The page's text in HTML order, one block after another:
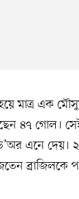
হয়ে মাত্র এক
৪৭ গোল।
এনে দেয়।
ব্রাজিলকে